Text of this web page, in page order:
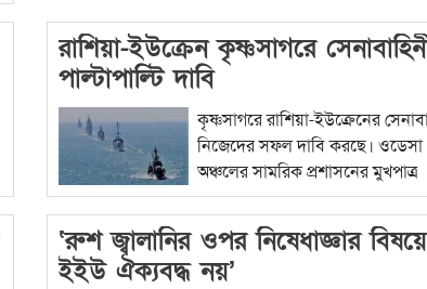
রাশিয়া-ইউক্রেন কৃষ্ণসাগরে
পাল্টাপাল্টি দাবি
কৃষ্ণসাগরে রাশিয়া-ইউক্রেনের
নিজেদের সফল দাবি করছে। ওডেসা
অঞ্চলের সামরিক প্রশাসনের মুখপাত্র
বিস্তারিত...
‘রুশ জ্বালানির ওপর নিষেধাজ্ঞার বিষয়ে
ইইউ ঐক্যবদ্ধ নয়’